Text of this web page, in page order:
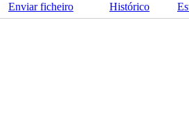
Enviar ficheiro Histórico